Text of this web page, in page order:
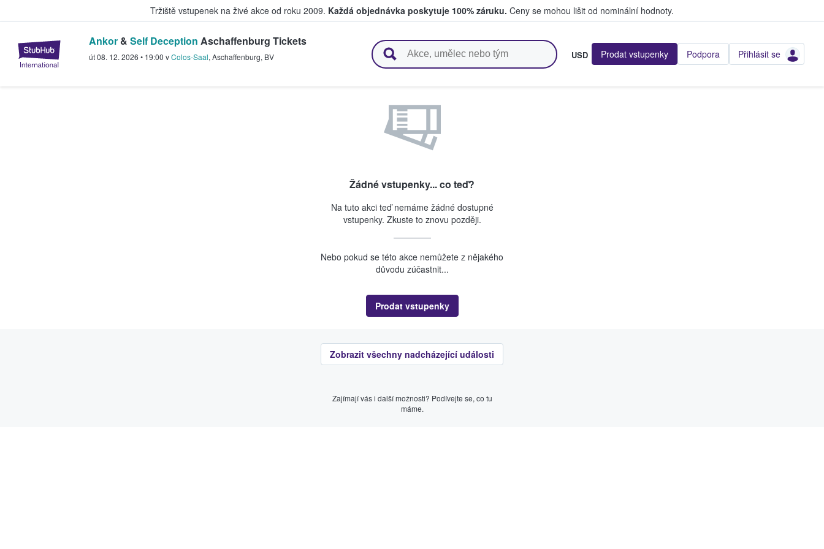
Tržiště vstupenek na živé akce od roku 2009. Každá objednávka poskytuje 100% záruku. Ceny se mohou lišit od nominální hodnoty.
StubHub – Místo, kde fanoušci kupují a prodávají vstupenky
Ankor & Self Deception Aschaffenburg Tickets
út 08. 12. 2026 • 19:00 vColos-Saal, Aschaffenburg, BV USD Prodat vstupenky Podpora Přihlásit se
Žádné vstupenky... co teď?
Na tuto akci teď nemáme žádné dostupné
vstupenky. Zkuste to znovu později.
Nebo pokud se této akce nemůžete z nějakého
důvodu zúčastnit...
Prodat vstupenky
Zobrazit všechny nadcházející události
Zajímají vás i další možnosti? Podívejte se, co tu
máme.